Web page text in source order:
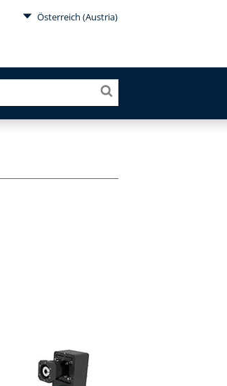
Österreich (Austria)